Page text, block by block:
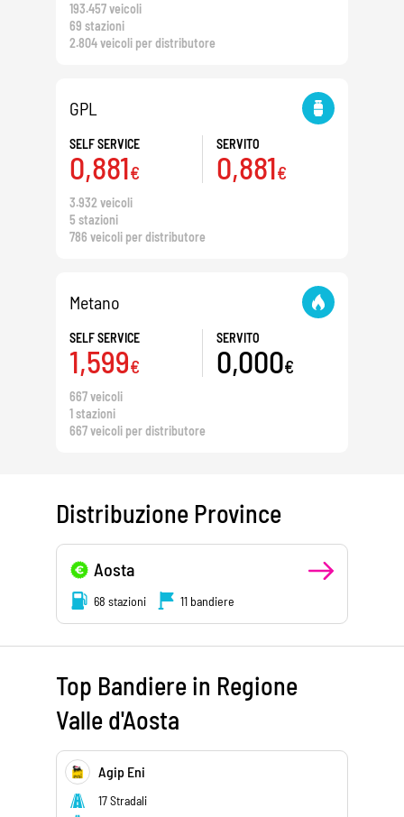
193.457 veicoli
69 stazioni
2.804 veicoli per distributore
GPL
SELF SERVICE
0,881€
SERVITO
0,881€
3.932 veicoli
5 stazioni
786 veicoli per distributore
Metano
SELF SERVICE
1,599€
SERVITO
0,000€
667 veicoli
1 stazioni
667 veicoli per distributore
Distribuzione Province
Aosta
68 stazioni 11 bandiere
Top Bandiere in Regione
Valle d'Aosta
Agip Eni
17 Stradali